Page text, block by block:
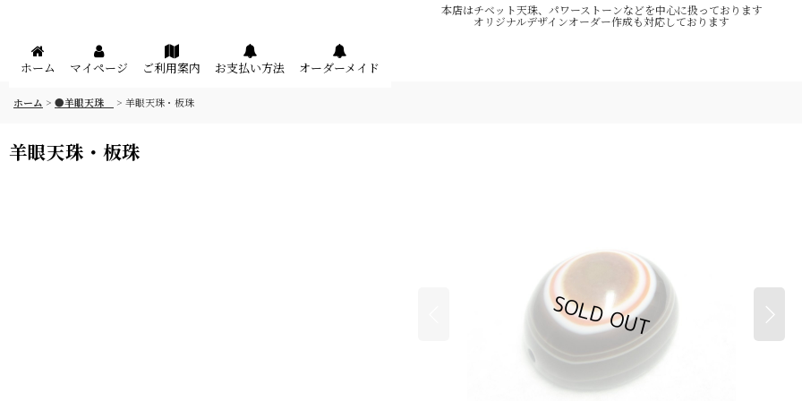
本店はチベット天珠、パワーストーンなどを中心に扱っております
オリジナルデザインオーダー作成も対応しております
メニュー
ホーム マイページ ご利用案内 お支払い方法 オーダーメイド
ホーム > ●羊眼天珠 > 羊眼天珠・板珠
羊眼天珠・板珠